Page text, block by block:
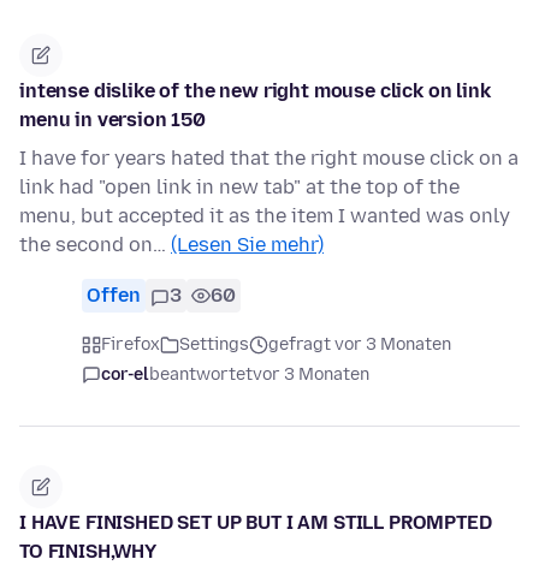
intense dislike of the new right mouse click on link
menu in version 150
I have for years hated that the right mouse click on a
link had "open link in new tab" at the top of the
menu, but accepted it as the item I wanted was only
the second on… (Lesen Sie mehr)
Offen 3 60
Firefox Settings
gefragt vor 3 Monaten
cor-elbeantwortetvor 3 Monaten
I HAVE FINISHED SET UP BUT I AM STILL PROMPTED
TO FINISH,WHY